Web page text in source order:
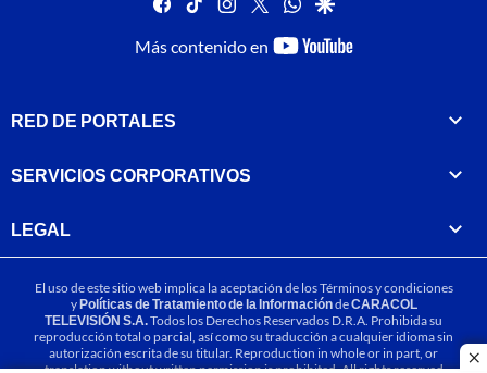
Más contenido en
youtube-
RED DE PORTALES
SERVICIOS CORPORATIVOS
LEGAL
El uso de este sitio web implica la aceptación de losTérminos y condiciones
yPolíticas de Tratamiento de la InformacióndeCARACOL
TELEVISIÓN S.A.Todos los Derechos Reservados D.R.A. Prohibida su
reproducción total o parcial, así como su traducción a cualquier idioma sin
autorización escrita de su titular. Reproduction in whole or in part, or
translation without written permission is prohibited. All rights reserved